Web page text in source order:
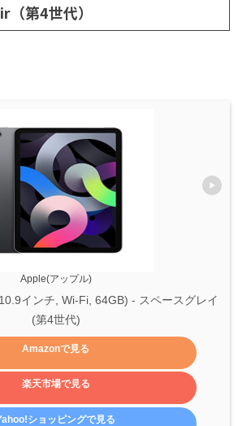
第4世代）
Apple(アップル)
インチ, Wi-Fi, 64GB) - スペースグレイ
(第4世代)
Amazonで見る
楽天市場で見る
ショッピングで見る